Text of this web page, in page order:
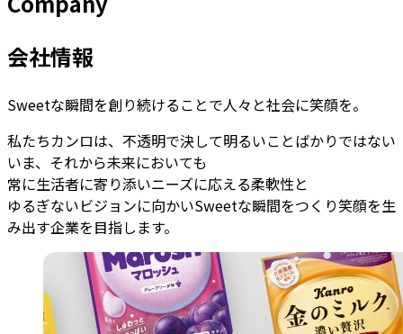
会社情報
Sweetな瞬間を創り続けることで人々と社会に笑顔を。
私たちカンロは、不透明で決して明るいことばかりではない
いま、それから未来においても
常に生活者に寄り添いニーズに応える柔軟性と
ゆるぎないビジョンに向かいSweetな瞬間をつくり笑顔を生
み出す企業を目指します。